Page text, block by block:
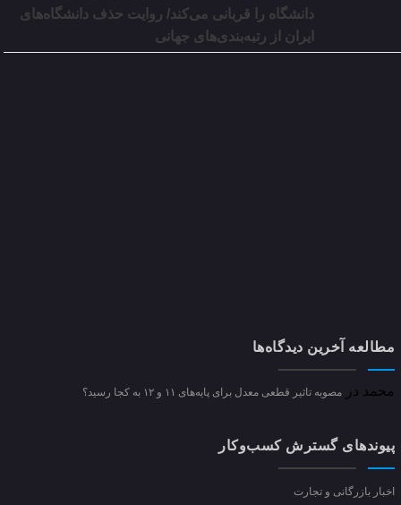
دانشگاه را قربانی می‌کند/ روایت حذف دانشگاه‌های
ایران از رتبه‌بندی‌های جهانی
مطالعه آخرین دیدگاه‌ها
محمد در مصوبه تاثیر قطعی معدل برای پایه‌های ۱۱ و ۱۲ به کجا رسید؟
پیوندهای گسترش کسب‌وکار
اخبار بازرگانی و تجارت